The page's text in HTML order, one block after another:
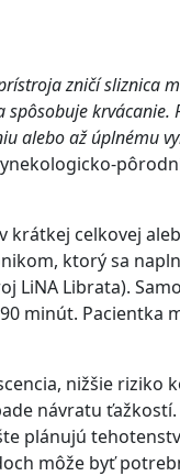
zničí sliznica
krvácanie.
alebo až úplnému
krátkej celkovej
ktorý sa
LiNA Librata).
minút. Pacientka
nižšie riziko
návratu
plánujú
môže byť